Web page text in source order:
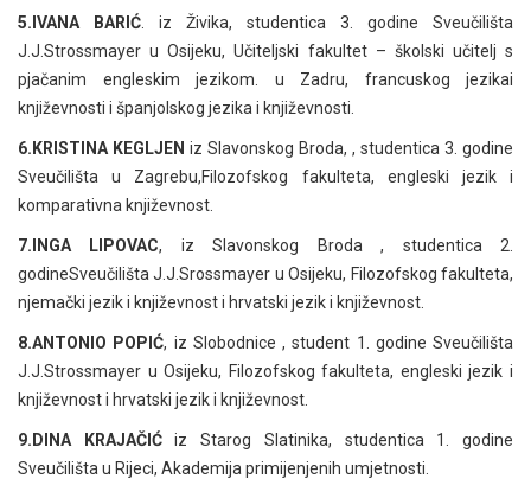
5.IVANA BARIĆ . iz Živika, studentica 3. godine Sveučilišta
J.J.Strossmayer u Osijeku, Učiteljski fakultet – školski učitelj s
pjačanim engleskim jezikom. u Zadru, francuskog jezikai
književnosti i španjolskog jezika i književnosti.
6.KRISTINA KEGLJEN iz Slavonskog Broda, , studentica 3. godine
Sveučilišta u Zagrebu,Filozofskog fakulteta, engleski jezik i
komparativna književnost.
7.INGA LIPOVAC, iz Slavonskog Broda , studentica 2.
godineSveučilišta J.J.Srossmayer u Osijeku, Filozofskog fakulteta,
njemački jezik i književnost i hrvatski jezik i književnost.
8.ANTONIO POPIĆ, iz Slobodnice , student 1. godine Sveučilišta
J.J.Strossmayer u Osijeku, Filozofskog fakulteta, engleski jezik i
književnost i hrvatski jezik i književnost.
9.DINA KRAJAČIĆiz Starog Slatinika, studentica 1. godine
Sveučilišta u Rijeci, Akademija primijenjenih umjetnosti.